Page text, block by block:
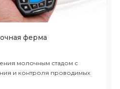
ферма
молочным стадом с
и контроля проводимых